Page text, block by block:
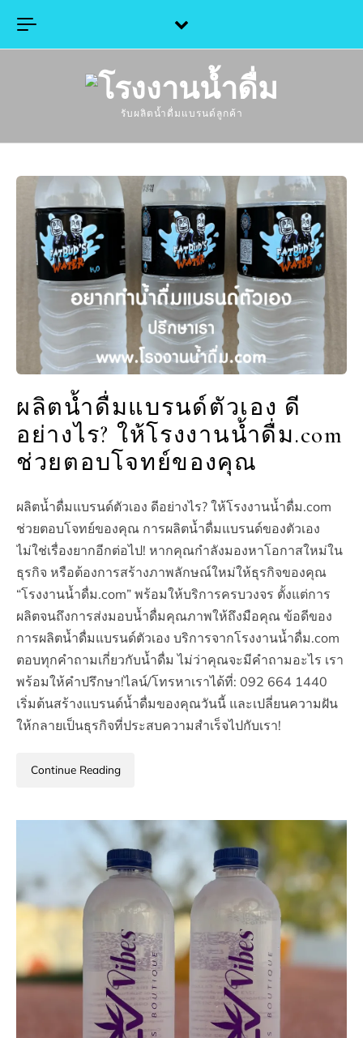
รับผลิตน้ำดื่มแบรนด์ลูกค้า
ผลิตน้ำดื่มแบรนด์ตัวเอง ดี
อย่างไร? ให้โรงงานน้ำดื่ม.com
ช่วยตอบโจทย์ของคุณ
ผลิตน้ำดื่มแบรนด์ตัวเอง ดีอย่างไร? ให้โรงงานน้ำดื่ม.com
ช่วยตอบโจทย์ของคุณ การผลิตน้ำดื่มแบรนด์ของตัวเอง
ไม่ใช่เรื่องยากอีกต่อไป! หากคุณกำลังมองหาโอกาสใหม่ใน
ธุรกิจ หรือต้องการสร้างภาพลักษณ์ใหม่ให้ธุรกิจของคุณ
“โรงงานน้ำดื่ม.com” พร้อมให้บริการครบวงจร ตั้งแต่การ
ผลิตจนถึงการส่งมอบน้ำดื่มคุณภาพให้ถึงมือคุณ ข้อดีของ
การผลิตน้ำดื่มแบรนด์ตัวเอง บริการจากโรงงานน้ำดื่ม.com
ตอบทุกคำถามเกี่ยวกับน้ำดื่ม ไม่ว่าคุณจะมีคำถามอะไร เรา
พร้อมให้คำปรึกษา!ไลน์/โทรหาเราได้ที่: 092 664 1440
เริ่มต้นสร้างแบรนด์น้ำดื่มของคุณวันนี้ และเปลี่ยนความฝัน
ให้กลายเป็นธุรกิจที่ประสบความสำเร็จไปกับเรา!
Continue Reading